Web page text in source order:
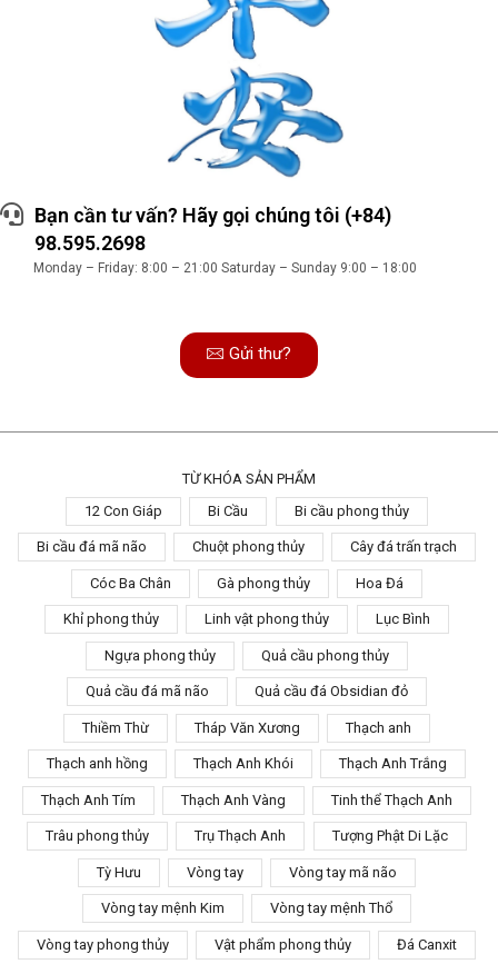
Bạn cần tư vấn? Hãy gọi chúng tôi (+84)
98.595.2698
Monday – Friday: 8:00 – 21:00 Saturday – Sunday 9:00 – 18:00
Gửi thư?
TỪ KHÓA SẢN PHẨM
12 Con Giáp
Bi Cầu Bi cầu phong thủy
Bi cầu đá mã não Chuột phong thủy Cây đá trấn trạch
Cóc Ba Chân Gà phong thủy Hoa Đá
Khỉ phong thủy Linh vật phong thủy Lục Bình
Ngựa phong thủy Quả cầu phong thủy
Quả cầu đá mã não Quả cầu đá Obsidian đỏ
Thiềm Thừ Tháp Văn Xương Thạch anh
Thạch anh hồng Thạch Anh Khói Thạch Anh Trắng
Thạch Anh Tím Thạch Anh Vàng Tinh thể Thạch Anh
Trâu phong thủy Trụ Thạch Anh Tượng Phật Di Lặc
Tỳ Hưu Vòng tay Vòng tay mã não
Vòng tay mệnh Kim Vòng tay mệnh Thổ
Vòng tay phong thủy Vật phẩm phong thủy Đá Canxit